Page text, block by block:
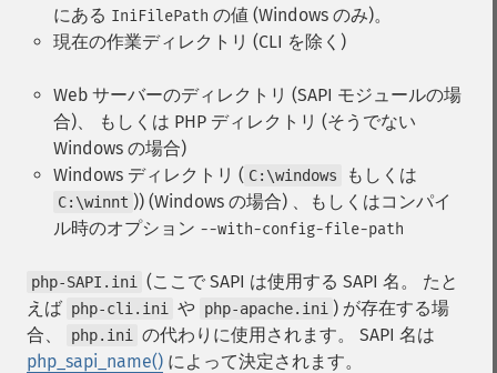
にある IniFilePath の値 (Windows のみ)。
現在の作業ディレクトリ (CLI を除く)
Web サーバーのディレクトリ (SAPI モジュールの場
合)、 もしくは PHP ディレクトリ (そうでない
Windows の場合)
Windows ディレクトリ ( C:\windows もしくは
C:\winnt )) (Windows の場合) 、もしくはコンパイ
ル時のオプション --with-config-file-path
php-SAPI.ini
(ここで SAPI は使用する SAPI 名。 たと
えば php-cli.ini や php-apache.ini ) が存在する場
合、
php.ini
の代わりに使用されます。 SAPI 名は
php_sapi_name() によって決定されます。